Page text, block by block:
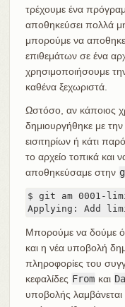
τρέχουμε ένα
αποθηκεύσει πολλά
μπορούμε να
επιθεμάτων σε ένα
χρησιμοποιήσουμε
καθένα ξεχωριστά.
Ωστόσο, αν κάποιος
δημιουργήθηκε με την
εισιτηρίων ή κάτι
το αρχείο τοπικά και
αποθηκεύσαμε στην
$ git am 0001-
Applying: Add
Μπορούμε να δούμε
και η νέα υποβολή
πληροφορίες του
κεφαλίδες From και
υποβολής